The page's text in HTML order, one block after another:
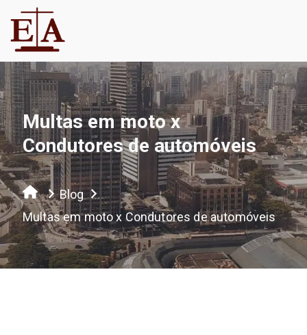
Multas em moto x
Condutores de automóveis
Blog
Multas em moto x Condutores de automóveis